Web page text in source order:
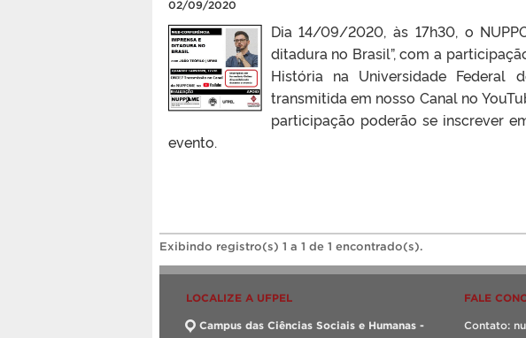
02/09/2020
Dia 14/09/2020, às 17h30, o
ditadura no Brasil”, com a
História na Universidade Federal
transmitida em nosso Canal no
participação poderão se inscrever
evento.
Exibindo registro(s) 1 a 1 de 1 encontrado(s).
LOCALIZE A UFPEL
Campus das Ciências Sociais e Humanas -
FALE
Contato: